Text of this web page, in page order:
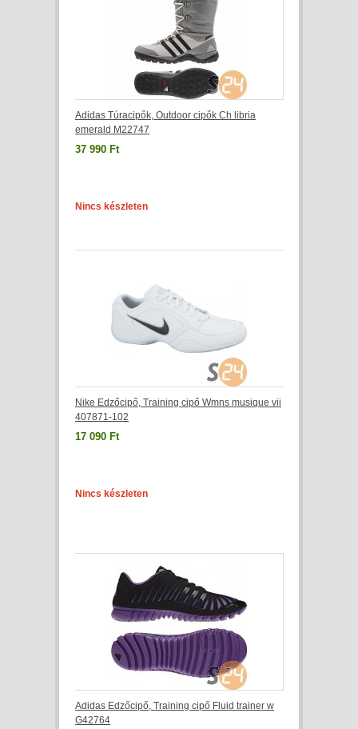
Adidas Túracipők, Outdoor cipők Ch libria
emerald M22747
37 990 Ft
Nincs készleten
Nike Edzőcipő, Training cipő Wmns musique vii
407871-102
17 090 Ft
Nincs készleten
Adidas Edzőcipő, Training cipő Fluid trainer w
G42764